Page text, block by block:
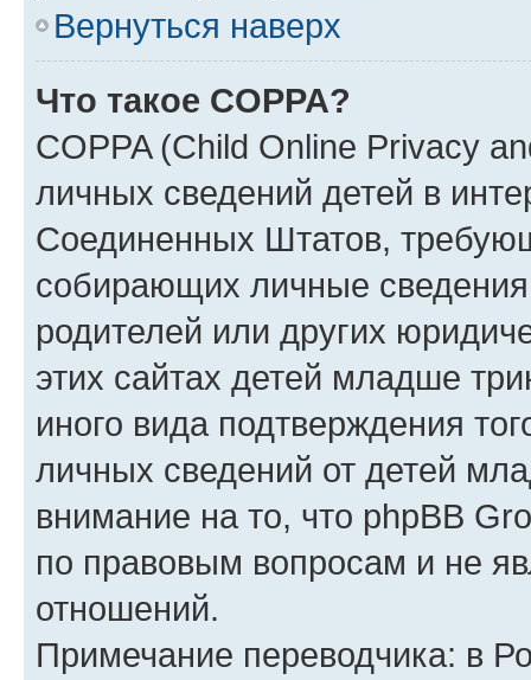
Вернуться наверх
Что такое COPPA?
COPPA (Child Online Privacy
личных сведений детей в
Соединенных Штатов,
собирающих личные
родителей или других
этих сайтах детей младше
иного вида подтверждения
личных сведений от детей
внимание на то, что phpBB
по правовым вопросам и не
отношений.
Примечание переводчика: в